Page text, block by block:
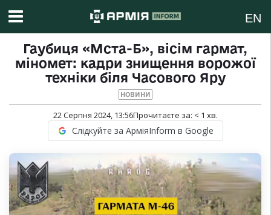
EN
Гаубиця «Мста-Б», вісім гармат,
міномет: кадри знищення ворожої
техніки біля Часового Яру
НОВИНИ
22 Серпня 2024, 13:56Прочитаєте за: < 1 хв.
Слідкуйте за АрміяInform в Google